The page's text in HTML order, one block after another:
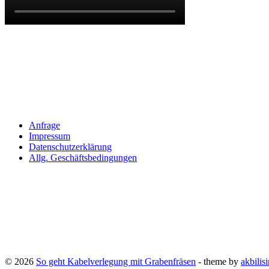
Anfrage
Impressum
Datenschutzerklärung
Allg. Geschäftsbedingungen
© 2026 So geht Kabelverlegung mit Grabenfräsen - theme by